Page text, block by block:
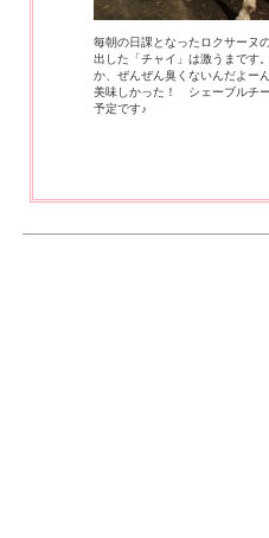
毎朝の日課となったロクサーヌ
出した「チャイ」は激うまです
か、ぜんぜん臭くないんだよー
美味しかった！ シェーブルチ
予定です♪